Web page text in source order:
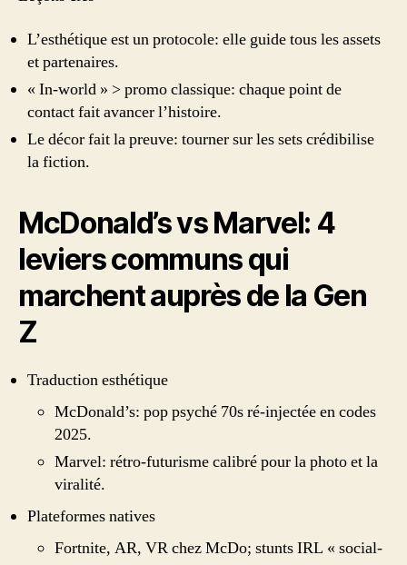
L’esthétique est un protocole: elle guide tous les assets
et partenaires.
« In-world » > promo classique: chaque point de
contact fait avancer l’histoire.
Le décor fait la preuve: tourner sur les sets crédibilise
la fiction.
McDonald’s vs Marvel: 4
leviers communs qui
marchent auprès de la Gen
Z
Traduction esthétique
McDonald’s: pop psyché 70s ré-injectée en codes
2025.
Marvel: rétro-futurisme calibré pour la photo et la
viralité.
Plateformes natives
Fortnite, AR, VR chez McDo; stunts IRL « social-